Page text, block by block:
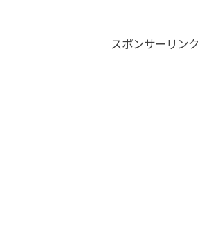
スポンサーリンク